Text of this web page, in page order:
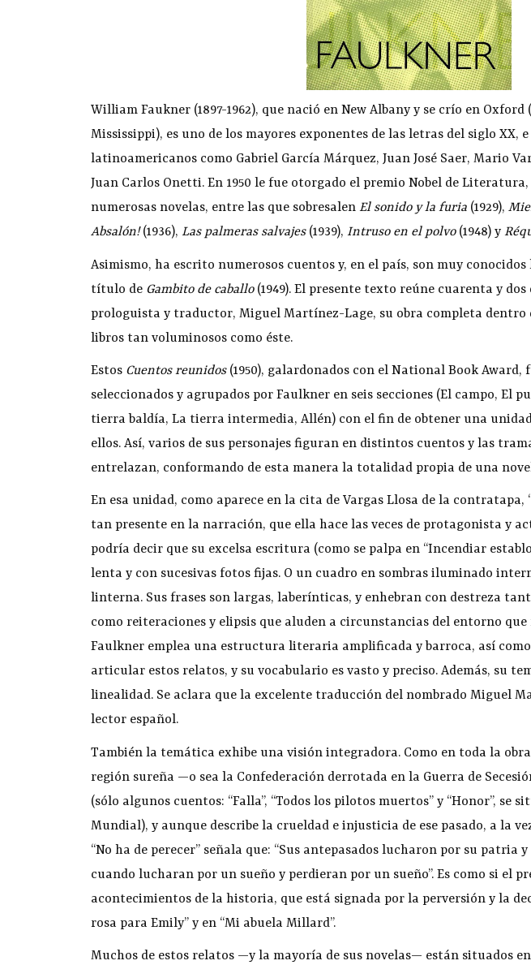
William Faukner (1897-1962), que nació en New Albany y se crío en Oxford
Mississippi), es uno de los mayores exponentes de las letras del siglo XX,
latinoamericanos como Gabriel García Márquez, Juan José Saer, Mario
Juan Carlos Onetti. En 1950 le fue otorgado el premio Nobel de
numerosas novelas, entre las que sobresalen El sonido y la furia (1929),
Absalón!(1936), Las palmeras salvajes(1939), Intruso en el polvo(1948) y
Asimismo, ha escrito numerosos cuentos y, en el país, son muy
título de Gambito de caballo(1949). El presente texto reúne cuarenta y
prologuista y traductor, Miguel Martínez-Lage, su obra completa dentro
libros tan voluminosos como éste.
Estos Cuentos reunidos(1950), galardonados con el National Book
seleccionados y agrupados por Faulkner en seis secciones (El campo, El
tierra baldía, La tierra intermedia, Allén) con el fin de obtener una
ellos. Así, varios de sus personajes figuran en distintos cuentos y las
entrelazan, conformando de esta manera la totalidad propia de una
En esa unidad, como aparece en la cita de Vargas Llosa de la contratapa,
tan presente en la narración, que ella hace las veces de protagonista y
podría decir que su excelsa escritura (como se palpa en “Incendiar
lenta y con sucesivas fotos fijas. O un cuadro en sombras iluminado
linterna. Sus frases son largas, laberínticas, y enhebran con destreza
como reiteraciones y elipsis que aluden a circunstancias del entorno
Faulkner emplea una estructura literaria amplificada y barroca, así
articular estos relatos, y su vocabulario es vasto y preciso. Además, su
linealidad. Se aclara que la excelente traducción del nombrado Miguel
lector español.
También la temática exhibe una visión integradora. Como en toda la
región sureña —o sea la Confederación derrotada en la Guerra de
(sólo algunos cuentos: “Falla”, “Todos los pilotos muertos” y “Honor”, se
Mundial), y aunque describe la crueldad e injusticia de ese pasado, a la
“No ha de perecer” señala que: “Sus antepasados lucharon por su
cuando lucharan por un sueño y perdieran por un sueño”. Es como si el
acontecimientos de la historia, que está signada por la perversión y la
rosa para Emily” y en “Mi abuela Millard”.
Muchos de estos relatos —y la mayoría de sus novelas— están situados